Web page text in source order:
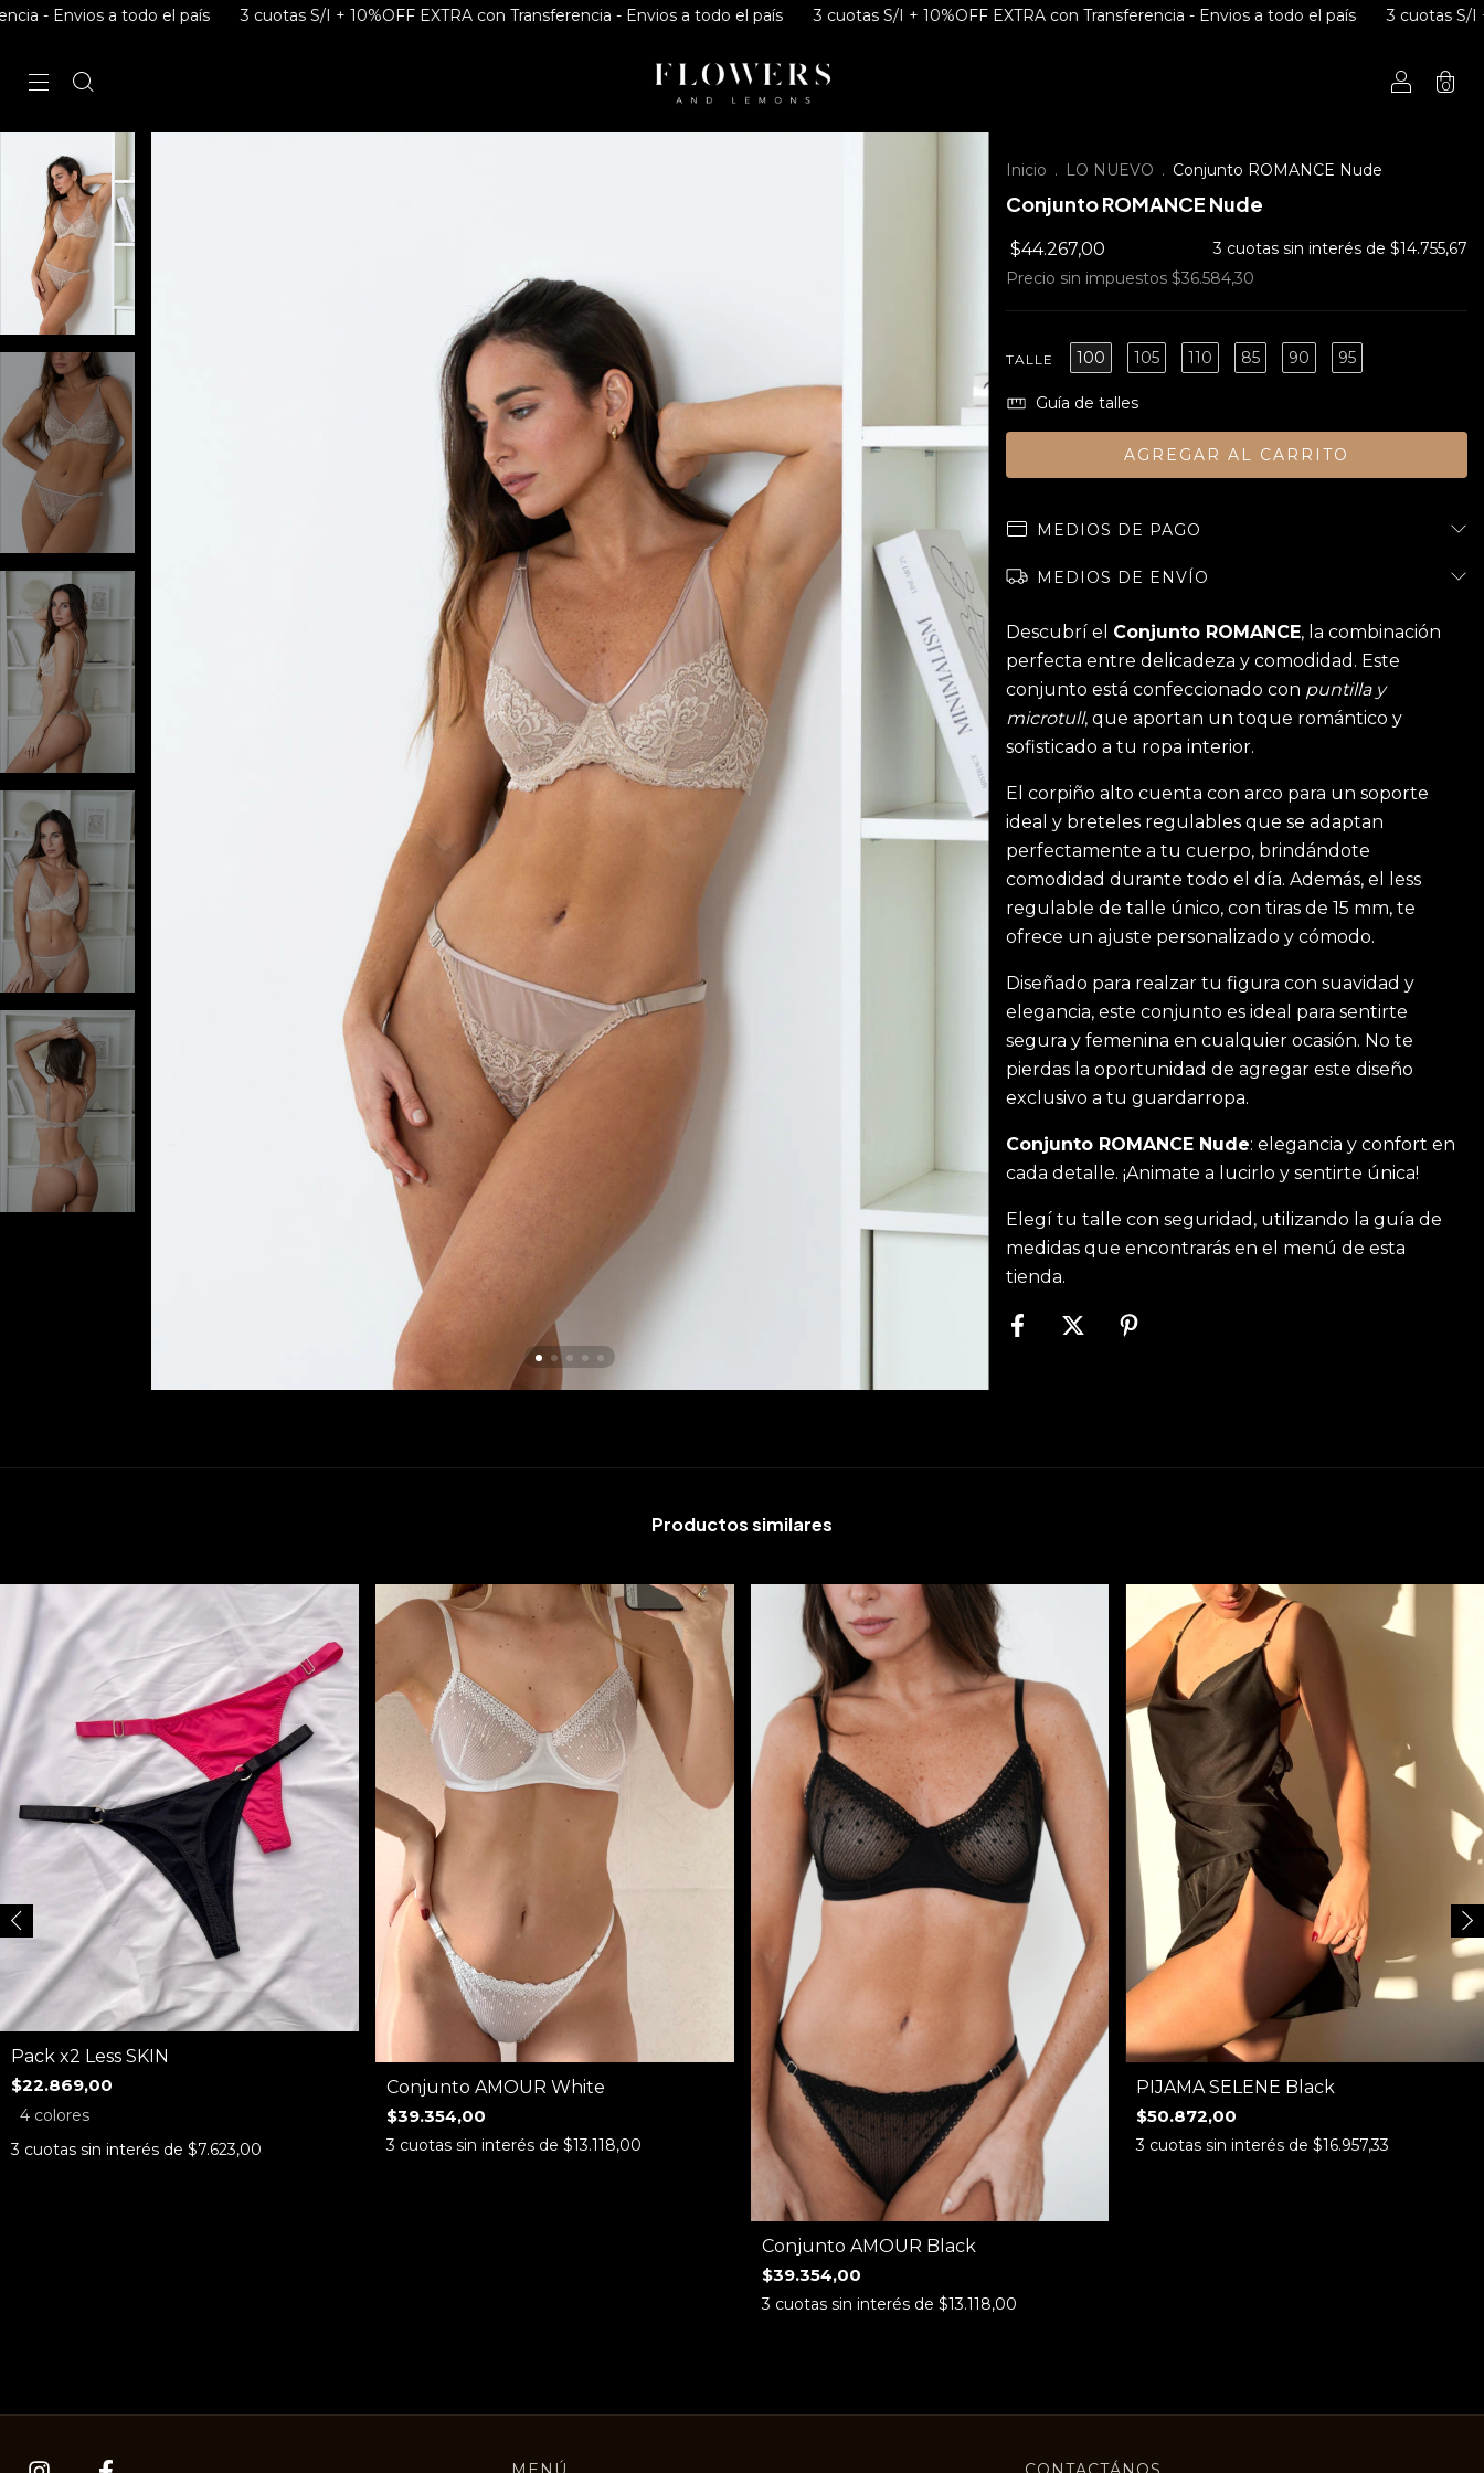
a todo el país 3 cuotas S/I + 10%OFF EXTRA con Transferencia - Envios a todo el país 3 cuotas S/I + 10%OFF EXTRA con Transferencia - Envios a todo el país 3 cuotas S/I + 10%OFF
0
Inicio . LO NUEVO . Conjunto ROMANCE Nude
Conjunto ROMANCE Nude
$44.267,00 3 cuotas sin interés de $14.755,67
Precio sin impuestos $36.584,30
TALLE 100 105 110 85 90 95
Guía de talles
MEDIOS DE PAGO
MEDIOS DE ENVÍO
Descubrí el Conjunto ROMANCE, la combinación
perfecta entre delicadeza y comodidad. Este
conjunto está confeccionado con puntilla y
microtull, que aportan un toque romántico y
sofisticado a tu ropa interior.
El corpiño alto cuenta con arco para un soporte
ideal y breteles regulables que se adaptan
perfectamente a tu cuerpo, brindándote
comodidad durante todo el día. Además, el less
regulable de talle único, con tiras de 15 mm, te
ofrece un ajuste personalizado y cómodo.
Diseñado para realzar tu figura con suavidad y
elegancia, este conjunto es ideal para sentirte
segura y femenina en cualquier ocasión. No te
pierdas la oportunidad de agregar este diseño
exclusivo a tu guardarropa.
Conjunto ROMANCE Nude: elegancia y confort en
cada detalle. ¡Animate a lucirlo y sentirte única!
Elegí tu talle con seguridad, utilizando la guía de
medidas que encontrarás en el menú de esta
tienda.
Productos similares
Pack x2 Less SKIN
$22.869,00
4 colores
3 cuotas sin interés de $7.623,00
Conjunto AMOUR White
$39.354,00
3 cuotas sin interés de $13.118,00
Conjunto AMOUR Black
$39.354,00
3 cuotas sin interés de $13.118,00
PIJAMA SELENE Black
$50.872,00
3 cuotas sin interés de$16.957,33